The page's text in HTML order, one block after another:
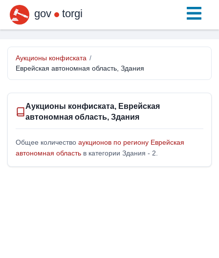
gov torgi
Аукционы конфиската /
Еврейская автономная область, Здания
Аукционы конфиската, Еврейская
автономная область, Здания
Общее количество аукционов по региону Еврейская
автономная область в категории Здания - 2.